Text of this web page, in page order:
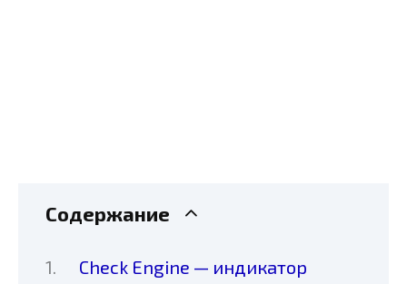
Содержание
Check Engine — индикатор